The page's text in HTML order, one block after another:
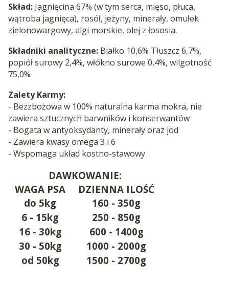
Skład: Jagnięcina 67% (w tym serca, mięso, płuca,
wątroba jagnięca), rosół, jeżyny, minerały, omułek
zielonowargowy, algi morskie, olej z łososia.
Składniki analityczne: Białko 10,6% Tłuszcz 6,7%,
popiół surowy 2,4%, włókno surowe 0,4%, wilgotność
75,0%
Zalety Karmy:
- Bezzbożowa w 100% naturalna karma mokra, nie
zawiera sztucznych barwników i konserwantów
- Bogata w antyoksydanty, minerały oraz jod
- Zawiera kwasy omega 3 i 6
- Wspomaga układ kostno-stawowy
DAWKOWANIE:
WAGA PSA
DZIENNA ILOŚĆ
do 5kg
160 - 350g
6 - 15kg
250 - 850g
16 - 30kg
600 - 1400g
30 - 50kg
1000 - 2000g
od 50kg
1500 - 2700g